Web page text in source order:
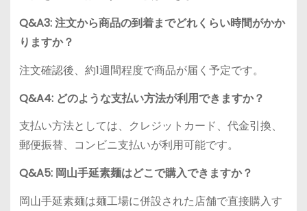
Q&A3: 注文から商品の到着までどれくらい時間がかか
りますか？
注文確認後、約1週間程度で商品が届く予定です。
Q&A4: どのような支払い方法が利用できますか？
支払い方法としては、クレジットカード、代金引換、
郵便振替、コンビニ支払いが利用可能です。
Q&A5: 岡山手延素麺はどこで購入できますか？
岡山手延素麺は麺工場に併設された店舗で直接購入す